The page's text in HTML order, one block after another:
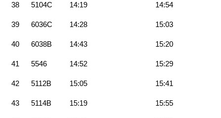
38 5104C 14:19 14:54
39 6036C 14:28 15:03
40 6038B 14:43 15:20
41 5546 14:52 15:29
42 5112B 15:05 15:41
43 5114B 15:19 15:55